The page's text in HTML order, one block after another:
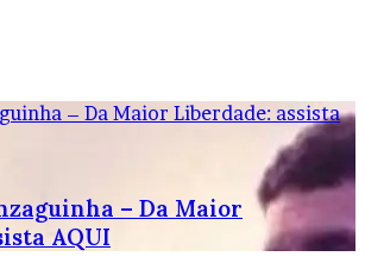
– Da Maior Liberdade: assista
– Da Maior
AQUI